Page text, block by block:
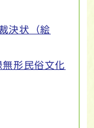
決状（絵
形民俗文化